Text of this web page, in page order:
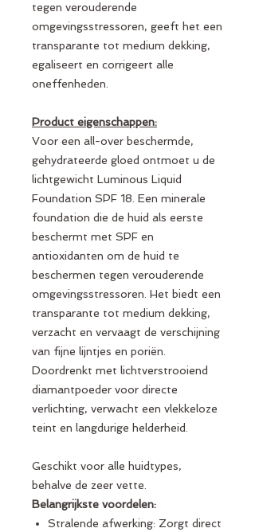
tegen verouderende
omgevingsstressoren, geeft het een
transparante tot medium dekking,
egaliseert en corrigeert alle
oneffenheden.
Product eigenschappen:
Voor een all-over beschermde,
gehydrateerde gloed ontmoet u de
lichtgewicht Luminous Liquid
Foundation SPF 18. Een minerale
foundation die de huid als eerste
beschermt met SPF en
antioxidanten om de huid te
beschermen tegen verouderende
omgevingsstressoren. Het biedt een
transparante tot medium dekking,
verzacht en vervaagt de verschijning
van fijne lijntjes en poriën.
Doordrenkt met lichtverstrooiend
diamantpoeder voor directe
verlichting, verwacht een vlekkeloze
teint en langdurige helderheid.
Geschikt voor alle huidtypes,
behalve de zeer vette.
Belangrijkste voordelen:
Stralende afwerking: Zorgt direct